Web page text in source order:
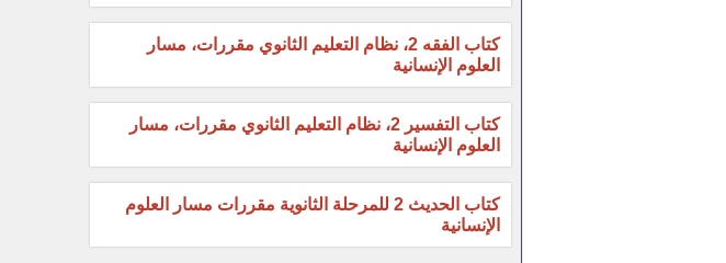
كتاب الفقه 2، نظام التعليم الثانوي مقررات، مسار
العلوم الإنسانية
كتاب التفسير 2، نظام التعليم الثانوي مقررات، مسار
العلوم الإنسانية
كتاب الحديث 2 للمرحلة الثانوية مقررات مسار العلوم
الإنسانية